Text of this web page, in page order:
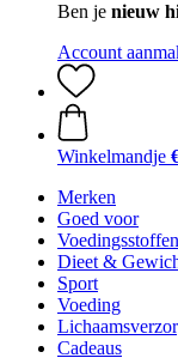
Ben je nieuw
Account
Winkelmandje
Merken
Goed voor
Voedingsstoffen
Dieet &
Sport
Voeding
Cadeaus